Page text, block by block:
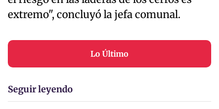
extremo", concluyó la jefa comunal.
Lo Último
Seguir leyendo